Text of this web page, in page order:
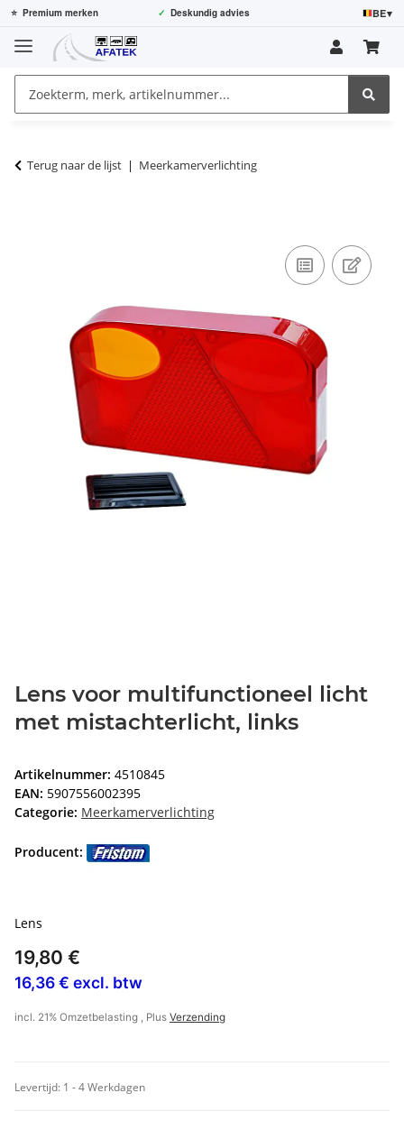
⭐ Premium merken ✓ Deskundig advies BE▾
Terug naar de lijst Meerkamerverlichting
Lens voor multifunctioneel licht
met mistachterlicht, links
Artikelnummer: 4510845
EAN: 5907556002395
Categorie: Meerkamerverlichting
Producent:
Lens
19,80 €
16,36 € excl. btw
incl. 21% Omzetbelasting , Plus Verzending
Levertijd: 1 - 4 Werkdagen